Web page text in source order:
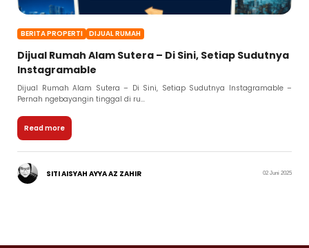
BERITA PROPERTI DIJUAL RUMAH
Dijual Rumah Alam Sutera – Di Sini, Setiap Sudutnya
Instagramable
Dijual Rumah Alam Sutera – Di Sini, Setiap Sudutnya Instagramable –
Pernah ngebayangin tinggal di ru...
Read more
SITI AISYAH AYYA AZ ZAHIR 02 Juni 2025